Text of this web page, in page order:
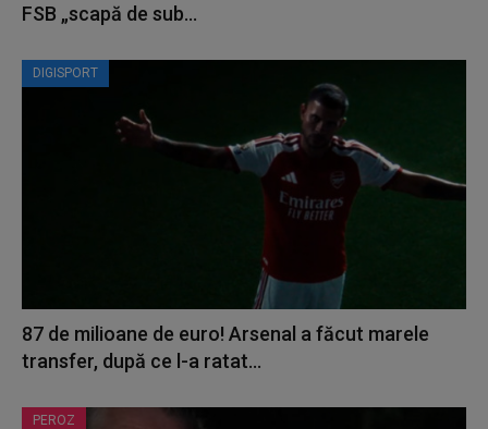
FSB „scapă de sub...
DIGISPORT
87 de milioane de euro! Arsenal a făcut marele
transfer, după ce l-a ratat...
PEROZ